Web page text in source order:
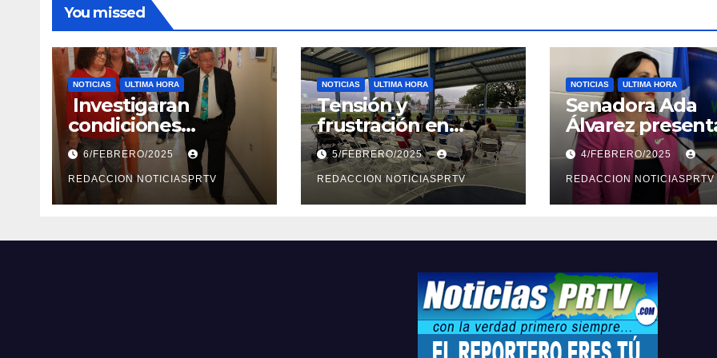
You missed
NOTICIAS ULTIMA HORA
Investigaran
condiciones
deplorables de las
facilidades el
Departamento de la
Salud en Mayagüez
6/FEBRERO/2025
REDACCION NOTICIASPRTV
NOTICIAS ULTIMA HORA
Tensión y
frustración en
reunión sobre
seguridad en
Reparto
Metropolitano
5/FEBRERO/2025
REDACCION NOTICIASPRTV
NOTICIAS ULTIMA HORA
Senadora Ada
Álvarez
medidas ante la
violencia en el
noviazgo
4/FEBRERO/2025
REDACCION NOTICIASPRTV